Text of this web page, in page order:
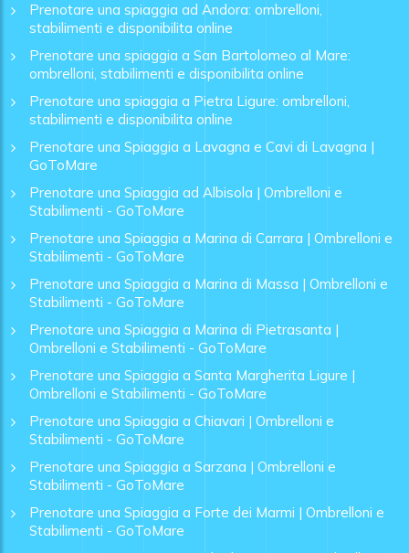
Prenotare una spiaggia ad Andora: ombrelloni,
stabilimenti e disponibilita online
Prenotare una spiaggia a San Bartolomeo al Mare:
ombrelloni, stabilimenti e disponibilita online
Prenotare una spiaggia a Pietra Ligure: ombrelloni,
stabilimenti e disponibilita online
Prenotare una Spiaggia a Lavagna e Cavi di Lavagna |
GoToMare
Prenotare una Spiaggia ad Albisola | Ombrelloni e
Stabilimenti - GoToMare
Prenotare una Spiaggia a Marina di Carrara | Ombrelloni e
Stabilimenti - GoToMare
Prenotare una Spiaggia a Marina di Massa | Ombrelloni e
Stabilimenti - GoToMare
Prenotare una Spiaggia a Marina di Pietrasanta |
Ombrelloni e Stabilimenti - GoToMare
Prenotare una Spiaggia a Santa Margherita Ligure |
Ombrelloni e Stabilimenti - GoToMare
Prenotare una Spiaggia a Chiavari | Ombrelloni e
Stabilimenti - GoToMare
Prenotare una Spiaggia a Sarzana | Ombrelloni e
Stabilimenti - GoToMare
Prenotare una Spiaggia a Forte dei Marmi | Ombrelloni e
Stabilimenti - GoToMare